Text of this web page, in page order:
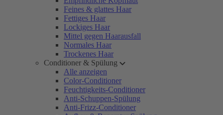
Feines & glattes Haar
Fettiges Haar
Lockiges Haar
Mittel gegen Haarausfall
Normales Haar
Trockenes Haar
Conditioner & Spülung
Alle anzeigen
Color-Conditioner
Feuchtigkeits-Conditioner
Anti-Schuppen-Spülung
Anti-Frizz-Conditioner